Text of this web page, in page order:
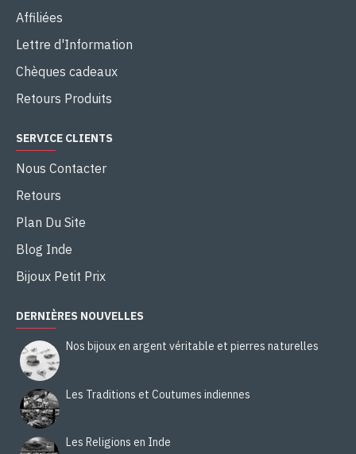
Affiliées
Lettre d'Information
Chèques cadeaux
Retours Produits
SERVICE CLIENTS
Nous Contacter
Retours
Plan Du Site
Blog Inde
Bijoux Petit Prix
DERNIÈRES NOUVELLES
Nos bijoux en argent véritable et pierres naturelles
Les Traditions et Coutumes indiennes
Les Religions en Inde